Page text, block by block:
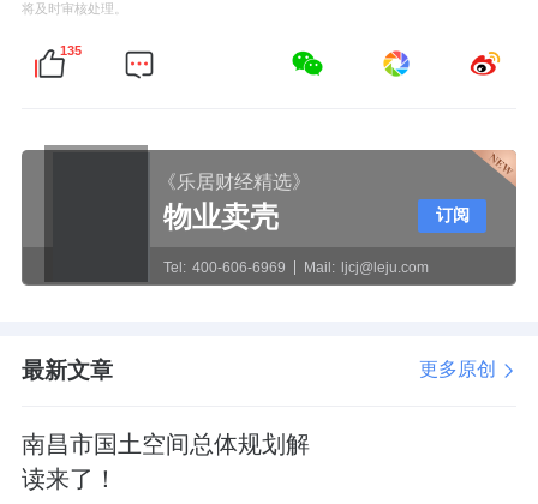
的对外对内通道，建设安全便捷、绿色低碳的
统筹水利、能源、环境、通信等基础设施空
间，积极稳步推进“平急两用”公共基础设施建
设，加强洪涝灾害防治，优化防灾减灾救灾设
施区域布局，提高国土空间安全韧性。
统筹安排城乡公共服务设施布局，引导城市紧
统布局蓝绿开放空间，营造更加宜业宜居宜乐
宜游的人民城市。
将及时审核处理。
135
《乐居财经精选》
物业卖壳
Tel: 400-606-6969 Mail: ljcj@leju.com
订阅
最新文章 更多原创
南昌市国土空间总体规划解
读来了！